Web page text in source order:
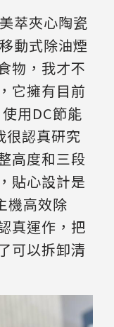
萃夾心陶瓷
動式除油煙
物，我才不
它擁有目前
用DC節能
很認真研究
高度和三段
貼心設計是
機高效除
真運作，把
可以拆卸清